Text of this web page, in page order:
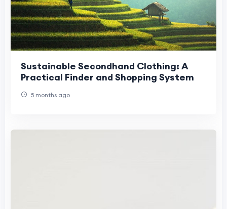
Sustainable Secondhand Clothing: A
Practical Finder and Shopping System
5 months ago